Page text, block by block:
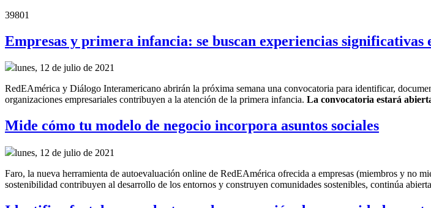
39801
Empresas y primera infancia: se buscan experiencias
lunes, 12 de julio de 2021
RedEAmérica y Diálogo Interamericano abrirán la próxima semana una convocatoria para identificar,
organizaciones empresariales contribuyen a la atención de la primera infancia. La convocatoria estará
Mide cómo tu modelo de negocio incorpora asuntos sociales
lunes, 12 de julio de 2021
Faro, la nueva herramienta de autoevaluación online de RedEAmérica ofrecida a empresas (miembros y no
sostenibilidad contribuyen al desarrollo de los entornos y construyen comunidades sostenibles, continúa